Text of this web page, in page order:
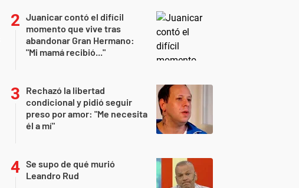
Juanicar contó el difícil
momento que vive tras
abandonar Gran Hermano:
"Mi mamá recibió..."
Rechazó la libertad
condicional y pidió seguir
preso por amor: "Me necesita
él a mí"
Se supo de qué murió
Leandro Rud